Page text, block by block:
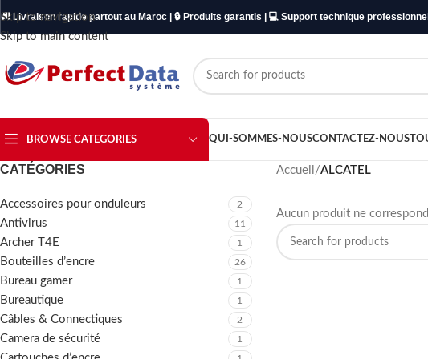
Skip to navigation
Skip to main content
🚚 Livraison rapide partout au Maroc | 🔒 Produits garantis | 💻 Support technique professionnel
BROWSE CATEGORIES QUI-SOMMES-NOUSCONTACTEZ-NOUS
CATÉGORIES
Accessoires pour onduleurs 2
Antivirus 11
Archer T4E 1
Bouteilles d’encre 26
Bureau gamer 1
Bureautique 1
Câbles & Connectiques 2
Camera de sécurité 1
Accueil /ALCATEL
Aucun produit ne